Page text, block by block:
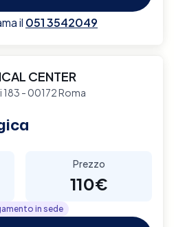
il 051 3542049
CENTER
183 - 00172 Roma
Prezzo
110€
in sede